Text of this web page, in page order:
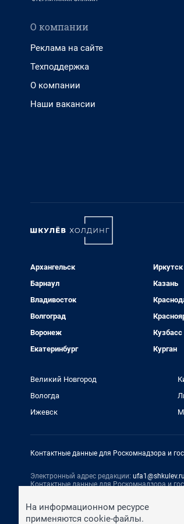
О компании
Реклама на сайте
Техподдержка
О компании
Наши вакансии
Архангельск
Барнаул
Владивосток
Волгоград
Воронеж
Екатеринбург
Иркутск
Казань
Кузбасс
Курган
Великий Новгород
Вологда
Ижевск
Контактные данные для Роскомнадзора и
Электронный адрес редакции: ufa1@shkulev.ru
Контактные данные для Роскомнадзора и
По вопросам коммерческого сотрудничества:
На информационном ресурсе
применяются cookie-файлы.